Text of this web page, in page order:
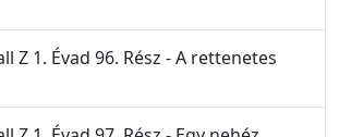
Z 1. Évad 96. Rész - A rettenetes